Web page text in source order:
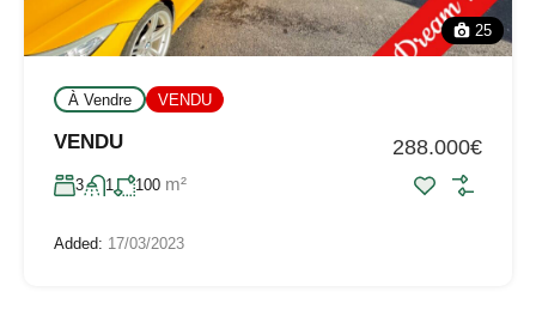
25
À Vendre VENDU
VENDU 288.000€
3 1 100 m²
Added: 17/03/2023